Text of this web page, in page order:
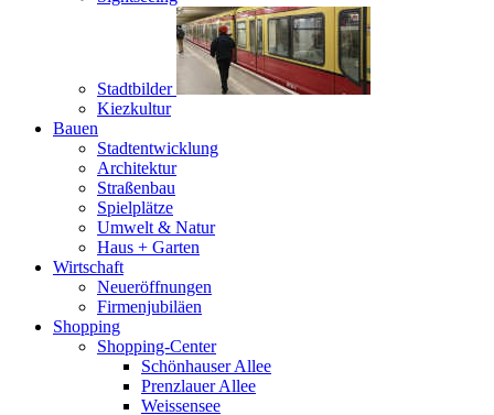
Stadtbilder
Kiezkultur
Bauen
Stadtentwicklung
Architektur
Straßenbau
Spielplätze
Umwelt & Natur
Haus + Garten
Wirtschaft
Neueröffnungen
Firmenjubiläen
Shopping
Shopping-Center
Schönhauser Allee
Prenzlauer Allee
Weissensee